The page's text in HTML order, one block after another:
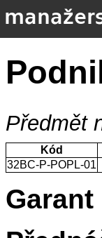
Předmět
Kód
32BC-P-POPL-01